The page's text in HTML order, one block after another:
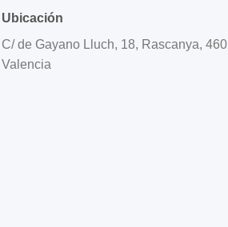
Ubicación
C/ de Gayano Lluch, 18, Rascanya,
Valencia